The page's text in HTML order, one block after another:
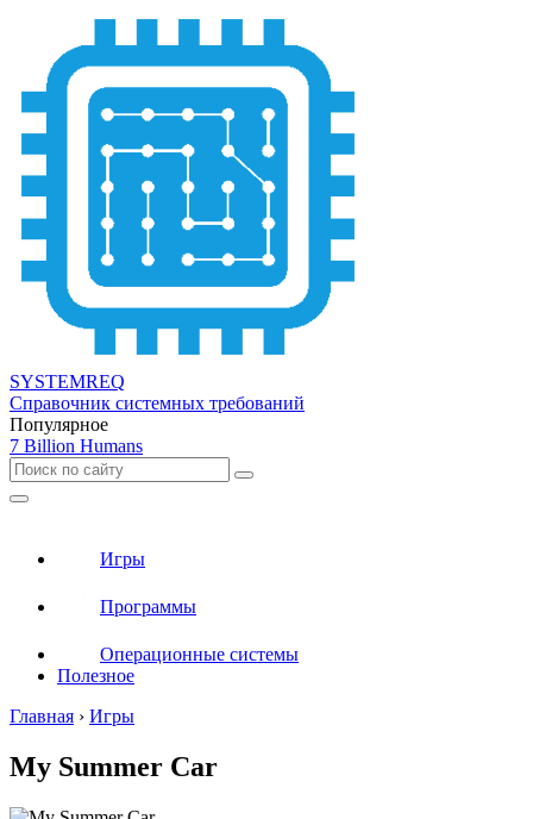
SYSTEMREQ
Справочник системных требований
Популярное
7 Billion Humans
Игры
Программы
Операционные системы
Полезное
Главная › Игры
My Summer Car